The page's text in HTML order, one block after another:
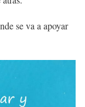
se va a apoyar